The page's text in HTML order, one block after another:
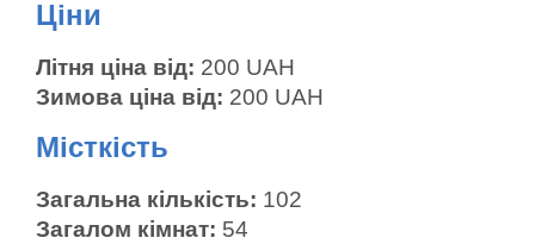
Ціни
Літня ціна від: 200 UAH
Зимова ціна від: 200 UAH
Місткість
Загальна кількість: 102
Загалом кімнат: 54